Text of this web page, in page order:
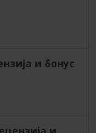
и бонус
и